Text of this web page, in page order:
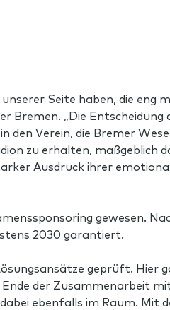
Seite haben, die eng
Bremen. „Die Entscheidung
Verein, die Bremer
zu erhalten, maßgeblich
Ausdruck ihrer
gewesen.
2030 garantiert.
geprüft. Hier
der Zusammenarbeit
ebenfalls im Raum. Mit